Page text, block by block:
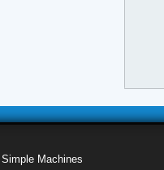
,Simple Machines